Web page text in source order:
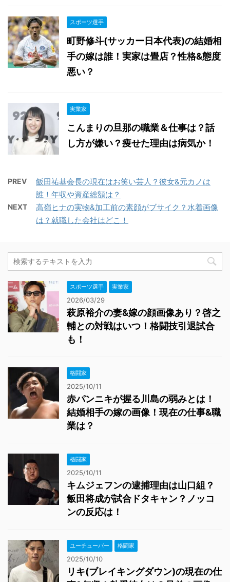
スポーツ選手
町野修斗(サッカー日本代表)の結婚相
手の嫁は誰！実家は畳店？性格&態度
悪い？
実業家
こんまりの旦那の職業＆仕事は？話
し方が嫌い？痩せた理由は病気か！
PREV
飯田祐基会長の現在はお笑い芸人？彼女&元カノは
誰！年収や資産総額は？
NEXT
高嶺ヒナの実物&加工前の素顔がブサイク？水着画像
は？就職した会社はどこ！
スポーツ選手 実業家
2026/03/29
萩原裕介の妻&嫁の顔画像あり？啓之
輔との対戦はいつ！格闘技引退試合
も！
格闘家
2025/10/11
赤パンニキが握る川島の弱みとは！
結婚相手の嫁の画像！現在の仕事&職
業は？
格闘家
2025/10/11
キムジェフンの逮捕理由は山口組？
飯田将成が試合ドタキャン？ノッコ
ンの反応は！
ユーチューバー 格闘家
2025/10/10
リキ(ブレイキングダウン)の現在の仕